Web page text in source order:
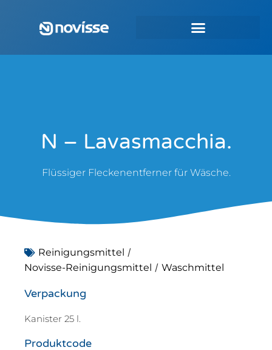
N – Lavasmacchia.
Flüssiger Fleckenentferner für Wäsche.
Reinigungsmittel /
Novisse-Reinigungsmittel / Waschmittel
Verpackung
Kanister 25 l.
Produktcode